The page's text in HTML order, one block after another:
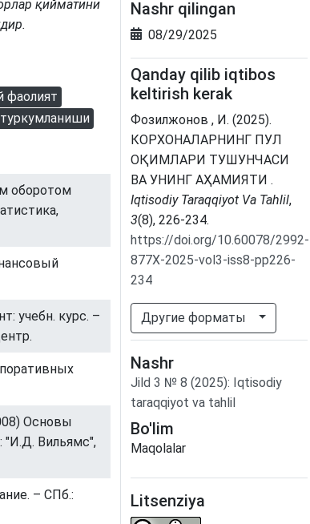
қийматини
фаолият
оборотом
учебн. курс. –
Основы
"И.Д. Вильямс",
– СПб.:
Nashr qilingan
08/29/2025
Qanday qilib iqtibos
keltirish kerak
Фозилжонов , И. (2025).
КОРХОНАЛАРНИНГ ПУЛ
ОҚИМЛАРИ ТУШУНЧАСИ
ВА УНИНГ АҲАМИЯТИ .
Iqtisodiy Taraqqiyot Va Tahlil,
3(8), 226-234.
https://doi.org/10.60078/2992-
877X-2025-vol3-iss8-pp226-
234
Другие форматы
Nashr
Jild 3 № 8 (2025): Iqtisodiy
taraqqiyot va tahlil
Bo'lim
Maqolalar
Litsenziya